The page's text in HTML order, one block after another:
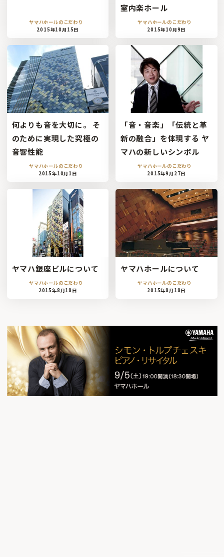
ヤマハホールのこだわり
2015年10月15日
室内楽ホール
ヤマハホールのこだわり
2015年10月9日
何よりも音を大切に。 そ
のために実現した究極の
音響性能
ヤマハホールのこだわり
2015年10月1日
「音・音楽」「伝統と革
新の融合」を体現する ヤ
マハの新しいシンボル
ヤマハホールのこだわり
2015年9月27日
ヤマハ銀座ビルについて
ヤマハホールのこだわり
2015年8月18日
ヤマハホールについて
ヤマハホールのこだわり
2015年8月18日